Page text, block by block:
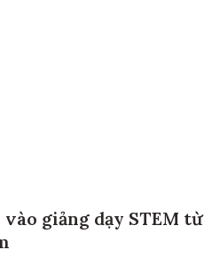
giảng dạy STEM từ